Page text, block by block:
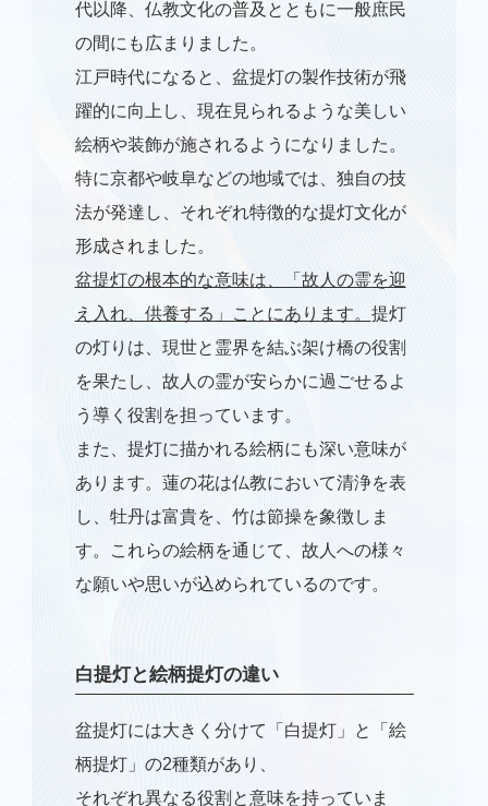
代以降、仏教文化の普及とともに一般庶民
の間にも広まりました。
江戸時代になると、盆提灯の製作技術が飛
躍的に向上し、現在見られるような美しい
絵柄や装飾が施されるようになりました。
特に京都や岐阜などの地域では、独自の技
法が発達し、それぞれ特徴的な提灯文化が
形成されました。
盆提灯の根本的な意味は、「故人の霊を迎
え入れ、供養する」ことにあります。 提灯
の灯りは、現世と霊界を結ぶ架け橋の役割
を果たし、故人の霊が安らかに過ごせるよ
う導く役割を担っています。
また、提灯に描かれる絵柄にも深い意味が
あります。蓮の花は仏教において清浄を表
し、牡丹は富貴を、竹は節操を象徴しま
す。これらの絵柄を通じて、故人への様々
な願いや思いが込められているのです。
白提灯と絵柄提灯の違い
盆提灯には大きく分けて「白提灯」と「絵
柄提灯」の2種類があり、
それぞれ異なる役割と意味を持っていま